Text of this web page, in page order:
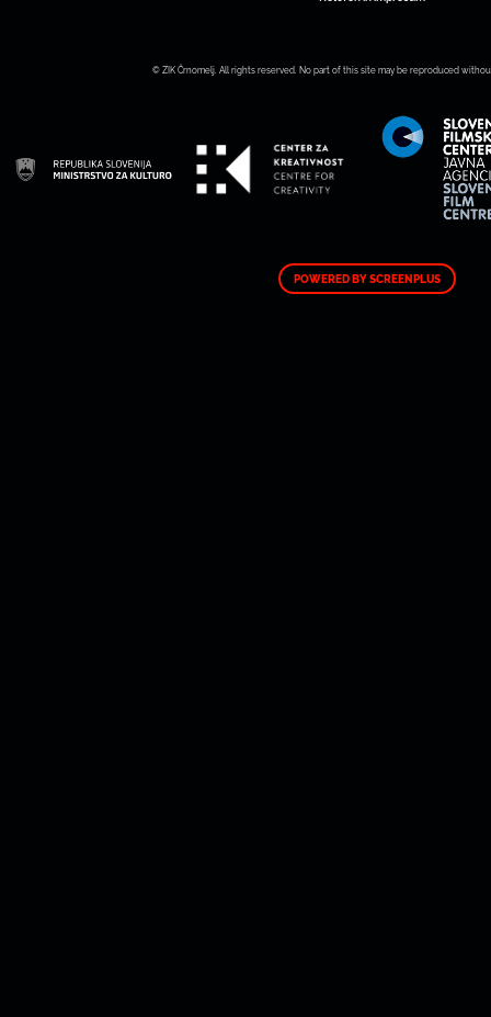
© ZIK Črnomelj. All rights reserved. No part of this site may be reproduced
POWERED BY SCREENPLUS